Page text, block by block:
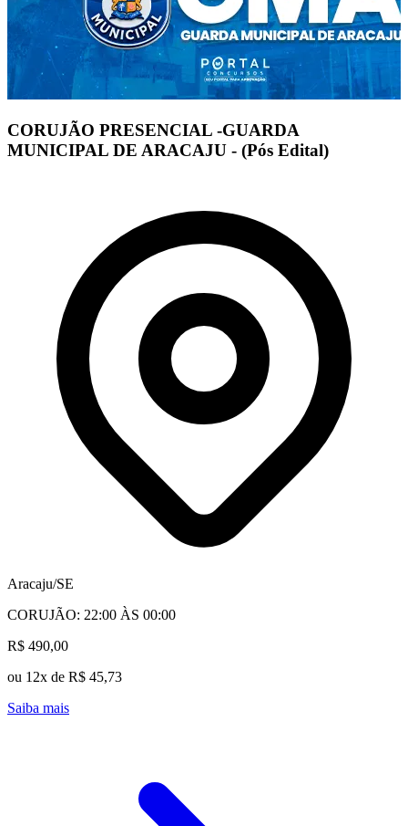
CORUJÃO PRESENCIAL -GUARDA
MUNICIPAL DE ARACAJU - (Pós Edital)
Aracaju/SE
CORUJÃO: 22:00 ÀS 00:00
R$ 490,00
ou 12x de R$ 45,73
Saiba mais